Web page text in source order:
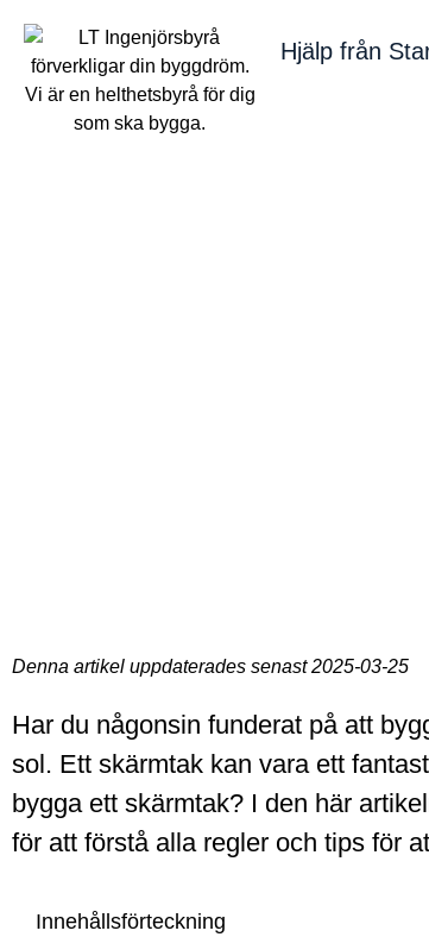
Hjälp från
Denna artikel uppdaterades senast 2025-03-25
Har du någonsin funderat på att
sol. Ett skärmtak kan vara ett
bygga ett skärmtak? I den här
för att förstå alla regler och tips för
Innehållsförteckning